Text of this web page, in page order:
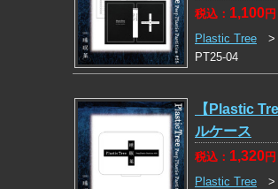
税込： 1,100円
Plastic Tree
PT25-04
【Plastic
ルケース
税込： 1,320円
Plastic Tree